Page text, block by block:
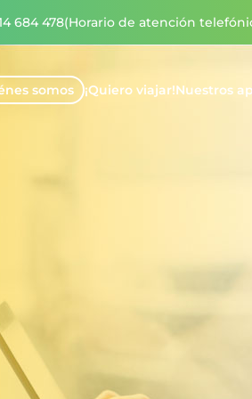
684 478(Horario de atención
somos ¡Quiero viajar!Nuestros